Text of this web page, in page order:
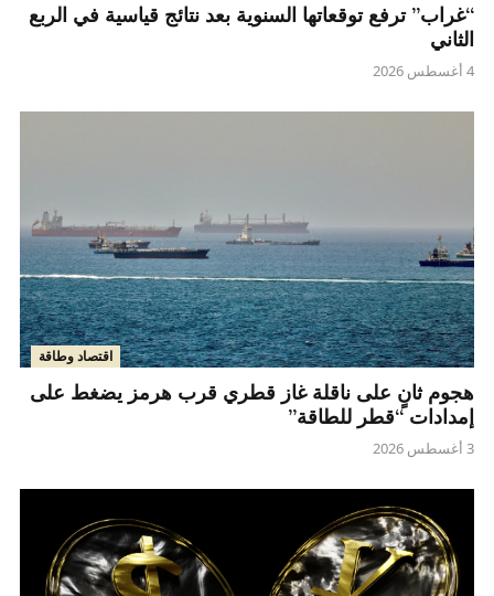
“غراب” ترفع توقعاتها السنوية بعد نتائج قياسية في الربع
الثاني
4 أغسطس 2026
اقتصاد وطاقة
هجوم ثانٍ على ناقلة غاز قطري قرب هرمز يضغط على
إمدادات “قطر للطاقة”
3 أغسطس 2026